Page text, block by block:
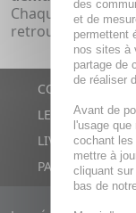
Chaque soin
retrouver confort
CONTACTS
LE BLOG
LIVRAISON
PAIEMENT
des
et de
permettent
nos sites à
partage de
de réaliser
Avant de
l'usage
cochant
mettre à
cliquant
bas de